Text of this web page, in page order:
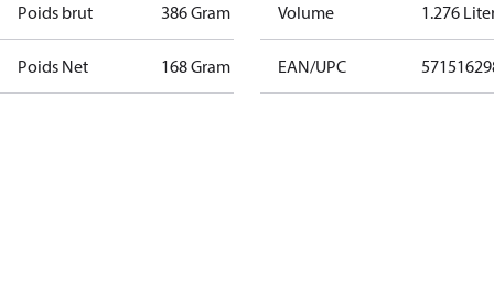
Poids brut 386 Gram
Poids Net 168 Gram
Volume 1.276
EAN/UPC